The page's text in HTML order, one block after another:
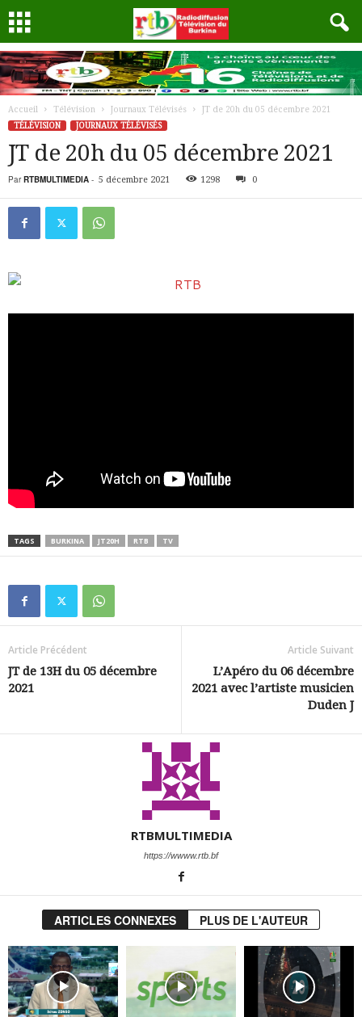
Accueil Télévision Journaux Télévisés
JT de 20h du 05 décembre 2021
TÉLÉVISION
JOURNAUX TÉLÉVISÉS
JT de 20h du 05 décembre 2021
Par RTBMULTIMEDIA - 5 décembre 2021 1298 0
TAGS BURKINA JT20H RTB TV
Article Précédent
JT de 13H du 05 décembre
2021
Article Suivant
L’Apéro du 06 décembre
2021 avec l’artiste musicien
Duden J
RTBMULTIMEDIA
https://wwww.rtb.bf
ARTICLES CONNEXES PLUS DE L'AUTEUR